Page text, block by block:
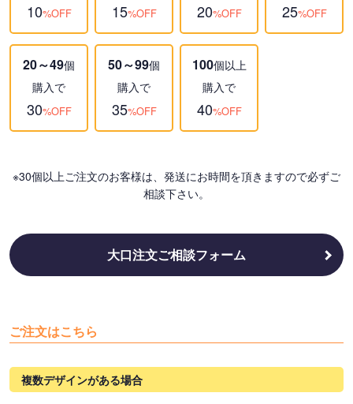
10%OFF 15%OFF 20%OFF 25%OFF
20～49個
購入で
30%OFF
50～99個
購入で
35%OFF
100個以上
購入で
40%OFF
※30個以上ご注文のお客様は、発送にお時間を頂きますので必ずご
相談下さい。
大口注文ご相談フォーム
ご注文はこちら
複数デザインがある場合